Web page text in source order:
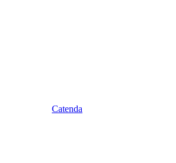
Catenda